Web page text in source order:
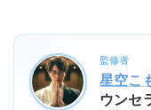
監修者
星空こ
ウンセ